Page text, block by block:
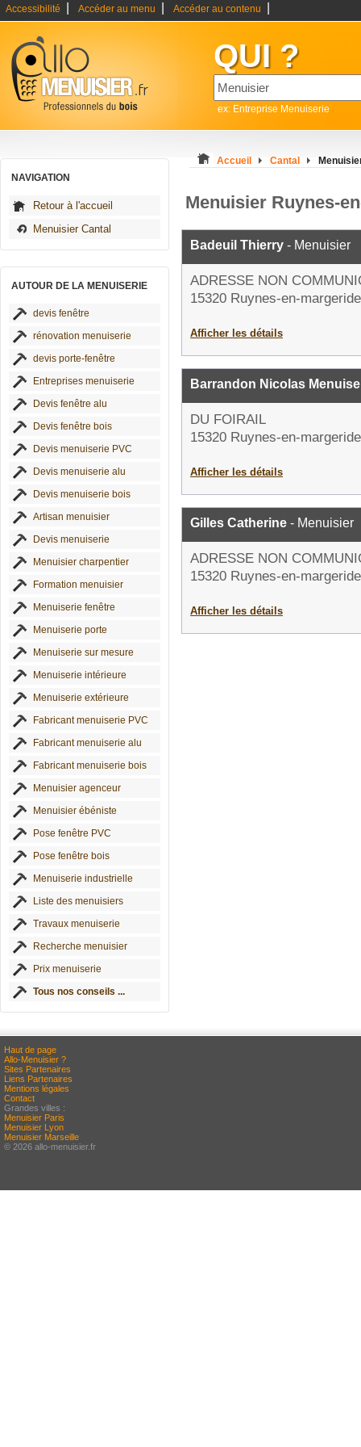
Accessibilité Accéder au menu Accéder au contenu
QUI ?
ex: Entreprise Menuiserie
NAVIGATION
Retour à l'accueil
Menuisier Cantal
AUTOUR DE LA MENUISERIE
devis fenêtre
rénovation menuiserie
devis porte-fenêtre
Entreprises menuiserie
Devis fenêtre alu
Devis fenêtre bois
Devis menuiserie PVC
Devis menuiserie alu
Devis menuiserie bois
Artisan menuisier
Devis menuiserie
Menuisier charpentier
Formation menuisier
Menuiserie fenêtre
Menuiserie porte
Menuiserie sur mesure
Menuiserie intérieure
Menuiserie extérieure
Fabricant menuiserie PVC
Fabricant menuiserie alu
Fabricant menuiserie bois
Menuisier agenceur
Menuisier ébéniste
Pose fenêtre PVC
Pose fenêtre bois
Menuiserie industrielle
Liste des menuisiers
Travaux menuiserie
Recherche menuisier
Prix menuiserie
Tous nos conseils ...
Accueil Cantal
Menuisier Ruynes-
Badeuil Thierry - Menuisier
ADRESSE NON
15320 Ruynes-en-margeride
Afficher les détails
Barrandon Nicolas
DU FOIRAIL
15320 Ruynes-en-margeride
Afficher les détails
Gilles Catherine - Menuisier
ADRESSE NON
15320 Ruynes-en-margeride
Afficher les détails
Haut de page
Allo-Menuisier ?
Sites Partenaires
Liens Partenaires
Mentions légales
Contact
Grandes villes :
Menuisier Paris
Menuisier Lyon
Menuisier Marseille
© 2026 allo-menuisier.fr